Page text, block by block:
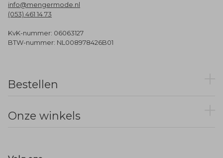
info@mengermode.nl
(053) 461 14 73
KvK-nummer: 06063127
BTW-nummer: NL008978426B01
Bestellen
Onze winkels